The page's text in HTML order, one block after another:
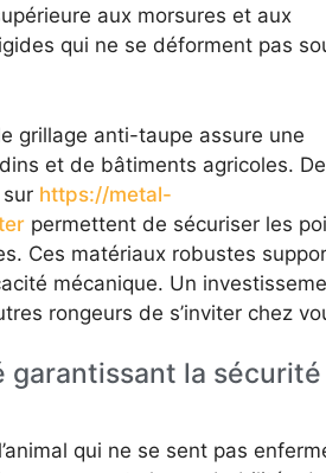
aux morsures et aux
qui ne se déforment pas
grillage anti-taupe assure une
et de bâtiments agricoles.
https://metal-
permettent de sécuriser les
Ces matériaux robustes
mécanique. Un
rongeurs de s’inviter chez
garantissant la sécurité
qui ne se sent pas